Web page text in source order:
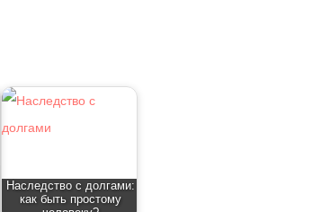
Наследство с долгами:
как быть простому